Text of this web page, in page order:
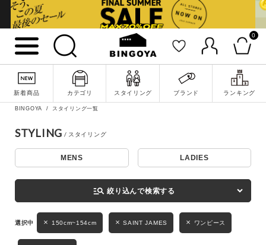
0
新着商品 カテゴリ スタイリング ブランド ランキング
詳細検索
キーワード
性別
MENS LADIES KIDS
BINGOYA スタイリング一覧
STYLING
MENS LADIES
manage_search 絞り込んで検索する
150cm~154cm SAINT JAMES ワンピース